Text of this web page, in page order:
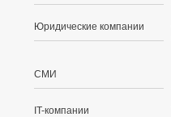
Юридические компании
СМИ
IT-компании